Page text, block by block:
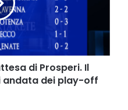
di Prosperi. Il
andata dei play-off